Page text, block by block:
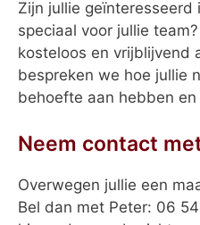
Zijn jullie
speciaal voor jullie
kosteloos en vrijblijvend
bespreken we hoe jullie
behoefte aan hebben
Neem contact
Overwegen jullie een
Bel dan met Peter: 06